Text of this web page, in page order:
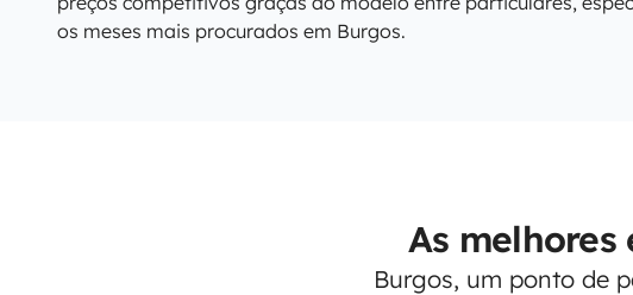
os meses mais procurados em Burgos.
As
Burgos, um ponto de